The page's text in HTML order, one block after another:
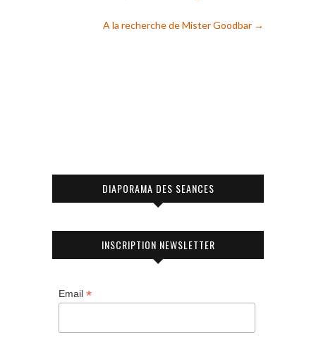
A la recherche de Mister Goodbar →
DIAPORAMA DES SEANCES
INSCRIPTION NEWSLETTER
Email *